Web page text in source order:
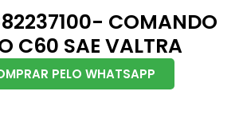
COMANDO
C60 SAE VALTRA
PELO WHATSAPP